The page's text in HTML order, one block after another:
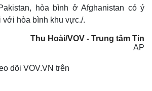
hòa bình ở Afghanistan có ý
với hòa bình khu vực./.
Thu Hoài/VOV - Trung tâm Tin
AP
dõi VOV.VN trên